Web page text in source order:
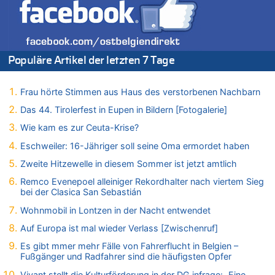
06.08.2026 - 15:27 von ne Hondsjong zu
Zweite Hitzewelle in diesem Sommer ist jetzt amtlich
06.08.2026 - 14:57 von Hugo Egon Bernhard von Sinnen zu
Zweite Hitzewelle in diesem Sommer ist jetzt amtlich
06.08.2026 - 14:51 von Ostbelgien Direkt zu
Zurück an den Rhein: Hendrich wechselt zum 1. FC Köln
06.08.2026 - 14:46 von Hugo Egon Bernhard von Sinnen zu
Frau hörte Stimmen aus Haus des verstorbenen Nachbarn
Zweite Hitzewelle in diesem Sommer ist jetzt amtlich
06.08.2026 - 14:41 von Coralie zu
Zweite Hitzewelle in diesem Sommer ist jetzt amtlich
06.08.2026 - 14:26 von Hugo Egon Bernhard von Sinnen zu
Zweite Hitzewelle in diesem Sommer ist jetzt amtlich
06.08.2026 - 14:11 von Dax zu
Zurück an den Rhein: Hendrich wechselt zum 1. FC Köln
Populäre Artikel der letzten 7 Tage
Frau hörte Stimmen aus Haus des verstorbenen Nachbarn
Das 44. Tirolerfest in Eupen in Bildern [Fotogalerie]
Wie kam es zur Ceuta-Krise?
Eschweiler: 16-Jähriger soll seine Oma ermordet haben
Zweite Hitzewelle in diesem Sommer ist jetzt amtlich
Remco Evenepoel alleiniger Rekordhalter nach viertem Sieg
bei der Clasica San Sebastián
Wohnmobil in Lontzen in der Nacht entwendet
Auf Europa ist mal wieder Verlass [Zwischenruf]
Es gibt mmer mehr Fälle von Fahrerflucht in Belgien –
Fußgänger und Radfahrer sind die häufigsten Opfer